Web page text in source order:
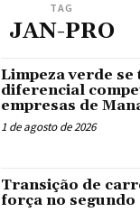
TAG
JAN-PRO
Limpeza verde se
diferencial
empresas de
1 de agosto de 2026
Transição de
força no segundo